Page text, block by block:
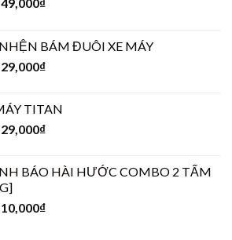
49,000₫
BÁM ĐUÔI XE MÁY
29,000₫
TITAN
29,000₫
BÁO HÀI HƯỚC COMBO 2 TẤM
10,000₫